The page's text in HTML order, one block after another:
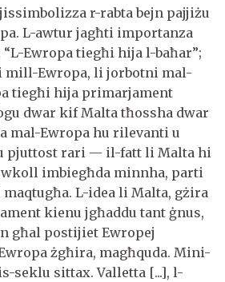
r-rabta bejn pajjiżu
L-awtur jagħti importanza
Ewropa tiegħi hija l-baħar”;
mill-Ewropa, li jorbotni mal-
tiegħi hija primarjament
dwar kif Malta tħossha dwar
mal-Ewropa hu rilevanti u
pjuttost rari — il-fatt li Malta hi
imbiegħda minnha, parti
L-idea li Malta, gżira
kienu jgħaddu tant ġnus,
għal postijiet Ewropej
żgħira, magħquda. Mini-
seklu sittax. Valletta [...], l-